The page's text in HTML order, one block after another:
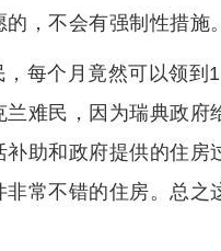
，不会有强制性措施
每个月竟然可以领到
难民，因为瑞典政
助和政府提供的住
常不错的住房。总之